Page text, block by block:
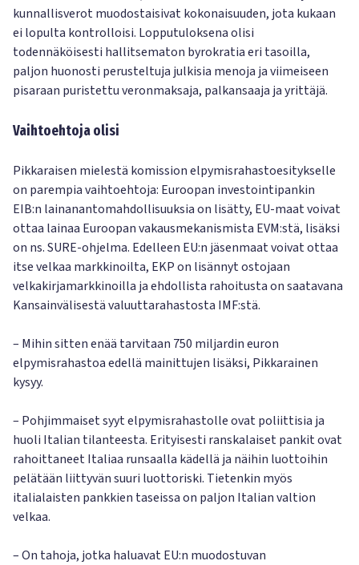
kunnallisverot muodostaisivat kokonaisuuden, jota kukaan
ei lopulta kontrolloisi. Lopputuloksena olisi
todennäköisesti hallitsematon byrokratia eri tasoilla,
paljon huonosti perusteltuja julkisia menoja ja viimeiseen
pisaraan puristettu veronmaksaja, palkansaaja ja yrittäjä.
Vaihtoehtoja olisi
Pikkaraisen mielestä komission elpymisrahastoesitykselle
on parempia vaihtoehtoja: Euroopan investointipankin
EIB:n lainanantomahdollisuuksia on lisätty, EU-maat voivat
ottaa lainaa Euroopan vakausmekanismista EVM:stä, lisäksi
on ns. SURE-ohjelma. Edelleen EU:n jäsenmaat voivat ottaa
itse velkaa markkinoilta, EKP on lisännyt ostojaan
velkakirjamarkkinoilla ja ehdollista rahoitusta on saatavana
Kansainvälisestä valuuttarahastosta IMF:stä.
– Mihin sitten enää tarvitaan 750 miljardin euron
elpymisrahastoa edellä mainittujen lisäksi, Pikkarainen
kysyy.
– Pohjimmaiset syyt elpymisrahastolle ovat poliittisia ja
huoli Italian tilanteesta. Erityisesti ranskalaiset pankit ovat
rahoittaneet Italiaa runsaalla kädellä ja näihin luottoihin
pelätään liittyvän suuri luottoriski. Tietenkin myös
italialaisten pankkien taseissa on paljon Italian valtion
velkaa.
– On tahoja, jotka haluavat EU:n muodostuvan